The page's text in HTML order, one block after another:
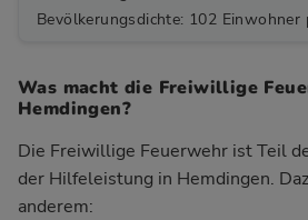
Bevölkerungsdichte: 102 Einwohner
Was macht die Freiwillige
Hemdingen?
Die Freiwillige Feuerwehr ist Teil
der Hilfeleistung in Hemdingen.
anderem: